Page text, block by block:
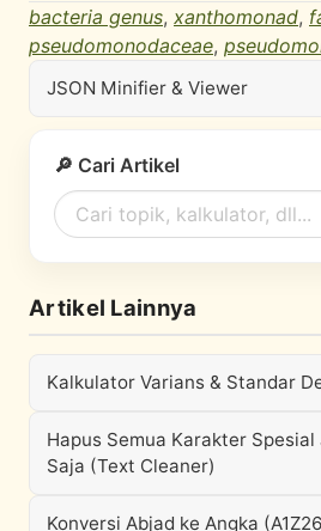
bacteria genus, xanthomonad,
pseudomonodaceae,
JSON Minifier & Viewer
🔎 Cari Artikel
Artikel Lainnya
Kalkulator Varians & Standar
Hapus Semua Karakter
Saja (Text Cleaner)
Konversi Abjad ke Angka